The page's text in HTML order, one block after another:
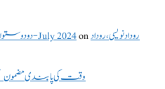
دو دوستوں کے درمیان علم کے فوائد پر مکالمہ - July 2024onروداد نویسی ،روداد
waqt ki pabandi essay/ وقت کی پابندی مضمون